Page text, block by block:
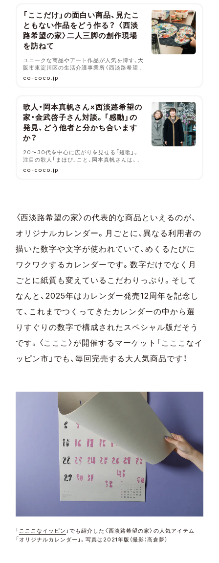
「ここだけ」の面白い商品、見たこ
ともない作品をどう作る？ 〈西淡
路希望の家〉二人三脚の創作現場
を訪ねて
ユニークな商品やアート作品が人気を博す、大
阪市東淀川区の生活介護事業所〈西淡路希望
の家〉70名ほどの利用者の就労、生活、表現活
動を日々支えるなかで、「スーパーハイパース
ション協会〉の丸山泰典さん、金武啓子さんに
ご案内いただき、創作現場の裏側に迫りまし
た。
co-coco.jp
歌人・岡本真帆さん×西淡路希望の
家・金武啓子さん対談。「感動」の
発見、どう他者と分かち合います
か？
20〜30代を中心に広がりを見せる「短歌」。
注目の歌人「まほぴ」こと、岡本真帆さんは、ふ
とした日常の一コマや感情の移ろいを言葉に
したり、誰かの「思い」に共感したりすること
co-coco.jp
〈西淡路希望の家〉の代表的な商品といえるのが、
オリジナルカレンダー。月ごとに、異なる利用者の
描いた数字や文字が使われていて、めくるたびに
ワクワクするカレンダーです。数字だけでなく月
ごとに紙質も変えているこだわりっぷり。そして
なんと、2025年はカレンダー発売12周年を記念し
て、これまでつくってきたカレンダーの中から選
りすぐりの数字で構成されたスペシャル版だそう
です。〈こここ〉が開催するマーケット「こここなイ
ッピン市」でも、毎回完売する大人気商品です！
「 こここなイッピン 」でも紹介した〈西淡路希望の家〉の人気アイテム
「オリジナルカレンダー」。写真は2021年版（撮影：高倉夢）